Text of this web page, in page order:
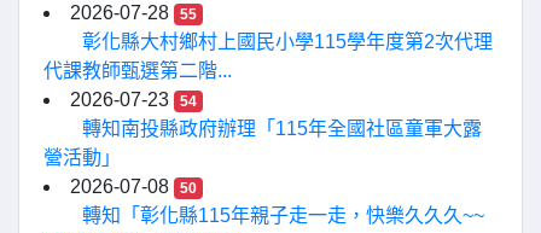
2026-07-28 55
彰化縣大村鄉村上國民小學115學年度第2次代理
代課教師甄選第二階...
2026-07-23
54
轉知南投縣政府辦理「115年全國社區童軍大露
營活動」
2026-07-08
50
轉知「彰化縣115年親子走一走，快樂久久久~~